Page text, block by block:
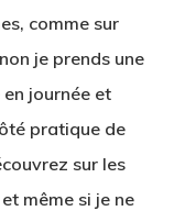
comme sur
je prends une
journée et
pratique de
sur les
même si je ne